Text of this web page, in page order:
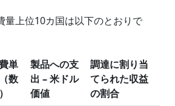
量上位10カ国は以下のとおりで
単
数
製品への支
出 – 米ドル
価値
調達に割り当
てられた収益
の割合